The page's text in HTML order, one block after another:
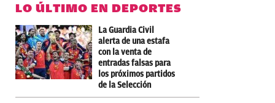
LO ÚLTIMO EN DEPORTES
La Guardia Civil
alerta de una estafa
con la venta de
entradas falsas para
los próximos partidos
de la Selección